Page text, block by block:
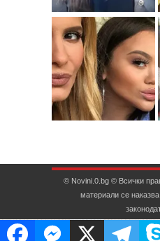
© Novini.0.bg © Всички
материали се